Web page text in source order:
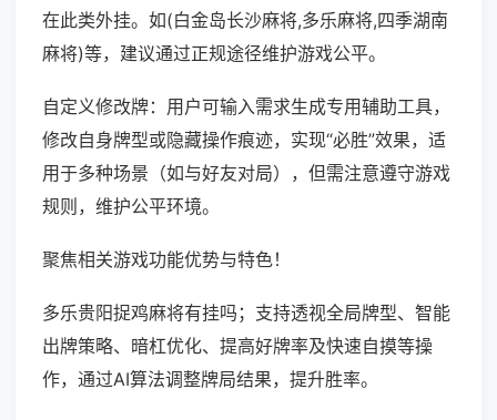
在此类外挂。如(白金岛长沙麻将,多乐麻将,四季湖南
麻将)等，建议通过正规途径维护游戏公平。
自定义修改牌：用户可输入需求生成专用辅助工具，
修改自身牌型或隐藏操作痕迹，实现“必胜”效果，适
用于多种场景（如与好友对局），但需注意遵守游戏
规则，维护公平环境。
聚焦相关游戏功能优势与特色！
多乐贵阳捉鸡麻将有挂吗；支持透视全局牌型、智能
出牌策略、暗杠优化、提高好牌率及快速自摸等操
作，通过AI算法调整牌局结果，提升胜率。